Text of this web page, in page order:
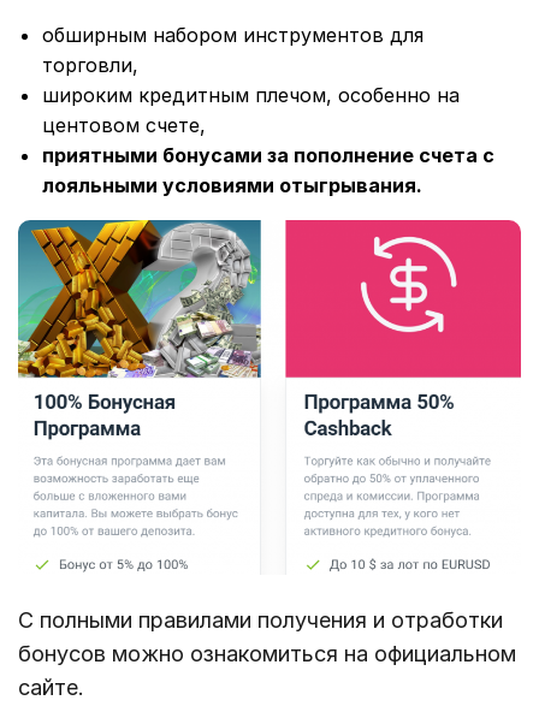
обширным набором инструментов для
торговли,
широким кредитным плечом, особенно на
центовом счете,
приятными бонусами за пополнение счета с
лояльными условиями отыгрывания.
С полными правилами получения и отработки
бонусов можно ознакомиться на официальном
сайте.